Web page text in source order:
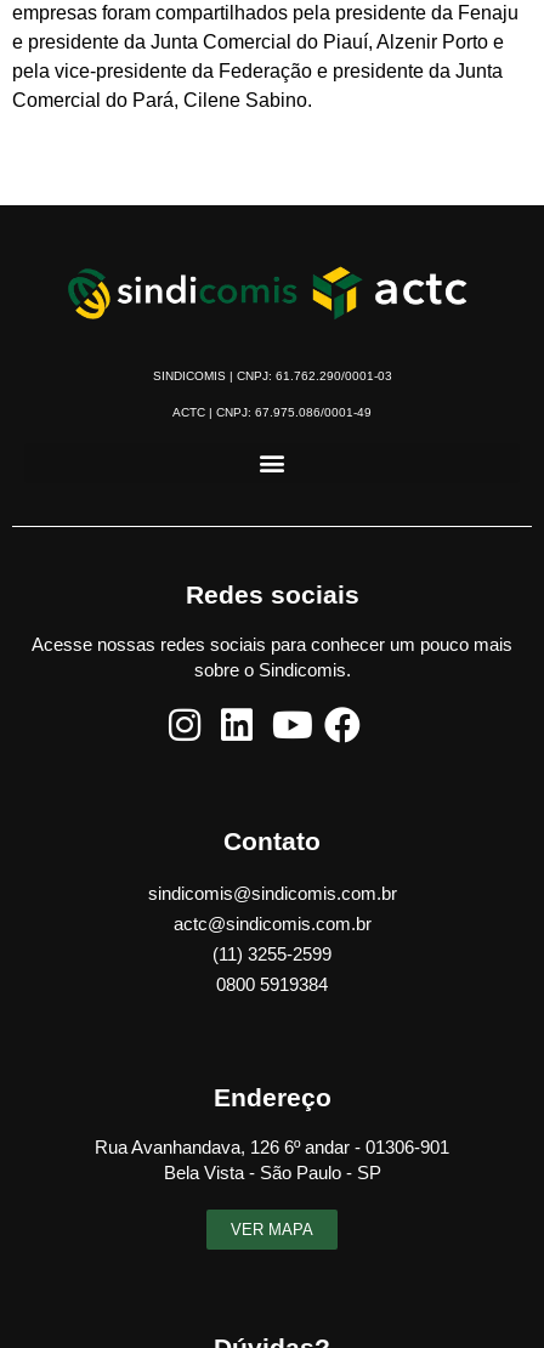
empresas foram compartilhados pela presidente da Fenaju
e presidente da Junta Comercial do Piauí, Alzenir Porto e
pela vice-presidente da Federação e presidente da Junta
Comercial do Pará, Cilene Sabino.
SINDICOMIS | CNPJ: 61.762.290/0001-03
ACTC | CNPJ: 67.975.086/0001-49
Redes sociais
Acesse nossas redes sociais para conhecer um pouco mais
sobre o Sindicomis.
Contato
sindicomis@sindicomis.com.br
actc@sindicomis.com.br
(11) 3255-2599
0800 5919384
Endereço
Rua Avanhandava, 126 6º andar - 01306-901
Bela Vista - São Paulo - SP
VER MAPA